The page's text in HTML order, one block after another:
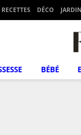
RECETTES DÉCO JARDIN
BÉBÉ